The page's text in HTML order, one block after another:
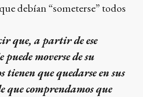
debían “someterse” todos
que, a partir de ese
moverse de su
tienen que quedarse en sus
que comprendamos que